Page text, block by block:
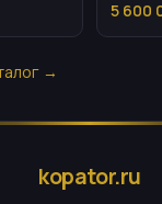
и
5 600
→
kopator.ru